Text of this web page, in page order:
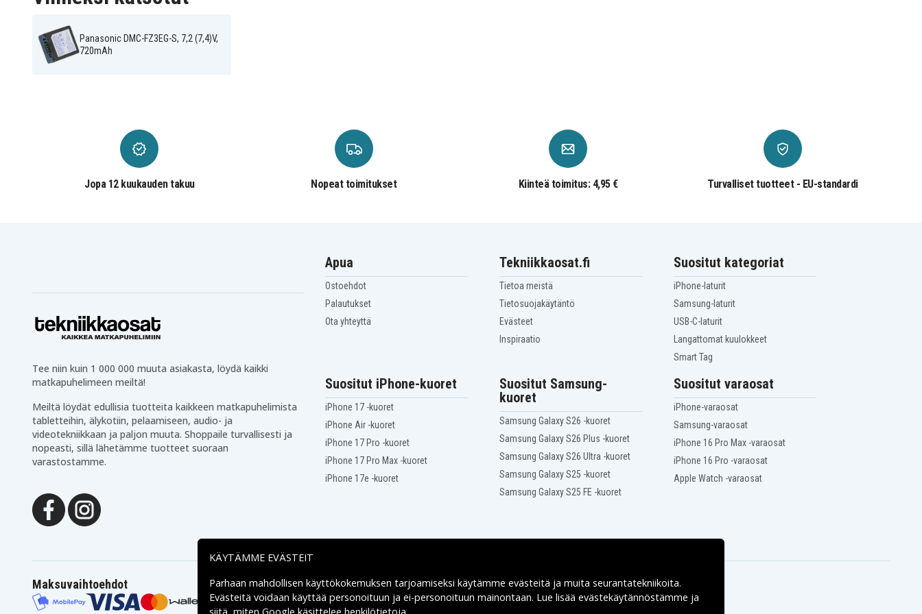
Panasonic DMC-FZ3EG-S, 7,2 (7,4)V,
720mAh
Jopa 12 kuukauden takuu Nopeat toimitukset Kiinteä toimitus: 4,95 € Turvalliset tuotteet - EU-standardi
Tee niin kuin 1 000 000 muuta asiakasta, löydä kaikki
matkapuhelimeen meiltä!
Meiltä löydät edullisia tuotteita kaikkeen matkapuhelimista
tabletteihin, älykotiin, pelaamiseen, audio- ja
videotekniikkaan ja paljon muuta. Shoppaile turvallisesti ja
nopeasti, sillä lähetämme tuotteet suoraan
varastostamme.
Apua
Ostoehdot
Palautukset
Ota yhteyttä
Tekniikkaosat.fi
Tietoa meistä
Tietosuojakäytäntö
Evästeet
Inspiraatio
Suositut kategoriat
iPhone-laturit
Samsung-laturit
USB-C-laturit
Langattomat kuulokkeet
Smart Tag
Suositut iPhone-kuoret
iPhone 17 -kuoret
iPhone Air -kuoret
iPhone 17 Pro -kuoret
iPhone 17 Pro Max -kuoret
iPhone 17e -kuoret
Suositut Samsung-
kuoret
Samsung Galaxy S26 -kuoret
Samsung Galaxy S26 Plus -kuoret
Samsung Galaxy S26 Ultra -kuoret
Samsung Galaxy S25 -kuoret
Samsung Galaxy S25 FE -kuoret
Suositut varaosat
iPhone-varaosat
Samsung-varaosat
iPhone 16 Pro Max -varaosat
iPhone 16 Pro -varaosat
Apple Watch -varaosat
Maksuvaihtoehdot Toimitusvaihtoehdot
KÄYTÄMME EVÄSTEIT
Parhaan mahdollisen käyttökokemuksen tarjoamiseksi käytämme evästeitä ja muita seurantatekniikoita.
Evästeitä voidaan käyttää personoituun ja ei-personoituun mainontaan. Lue lisää evästekäytännöstämme ja